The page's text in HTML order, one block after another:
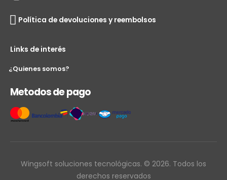
Política de devoluciones y reembolsos
Links de interés
¿Quienes somos?
Metodos de pago
Wingsoft soluciones tecnológicas. © 2026. Todos los
derechos reservados